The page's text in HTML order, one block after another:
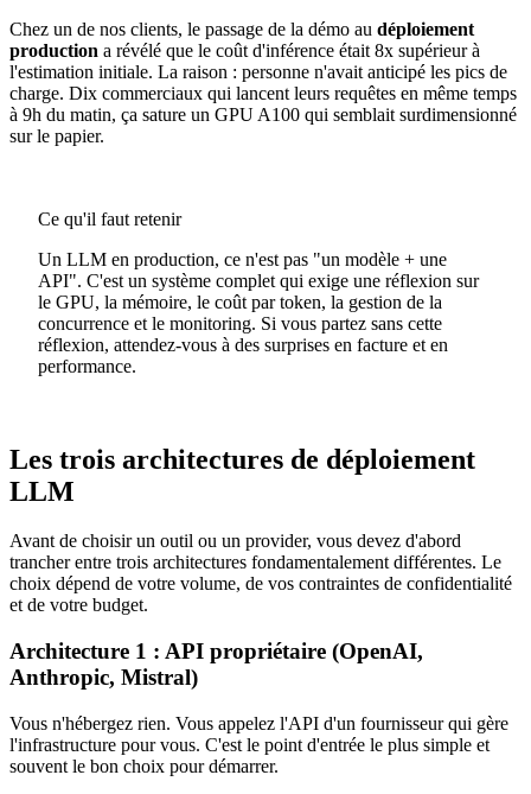
Chez un de nos clients, le passage de la démo au déploiement
production a révélé que le coût d'inférence était 8x supérieur à
l'estimation initiale. La raison : personne n'avait anticipé les pics de
charge. Dix commerciaux qui lancent leurs requêtes en même temps
à 9h du matin, ça sature un GPU A100 qui semblait surdimensionné
sur le papier.
Ce qu'il faut retenir
Un LLM en production, ce n'est pas "un modèle + une
API". C'est un système complet qui exige une réflexion sur
le GPU, la mémoire, le coût par token, la gestion de la
concurrence et le monitoring. Si vous partez sans cette
réflexion, attendez-vous à des surprises en facture et en
performance.
Les trois architectures de déploiement
LLM
Avant de choisir un outil ou un provider, vous devez d'abord
trancher entre trois architectures fondamentalement différentes. Le
choix dépend de votre volume, de vos contraintes de confidentialité
et de votre budget.
Architecture 1 : API propriétaire (OpenAI,
Anthropic, Mistral)
Vous n'hébergez rien. Vous appelez l'API d'un fournisseur qui gère
l'infrastructure pour vous. C'est le point d'entrée le plus simple et
souvent le bon choix pour démarrer.